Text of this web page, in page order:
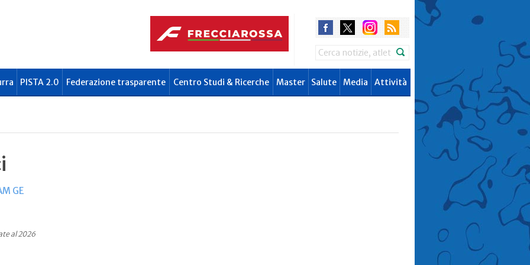
Search
PISTA 2.0 Federazione trasparente Centro Studi & Ricerche Master Salute Media Attività
GE
al 2026